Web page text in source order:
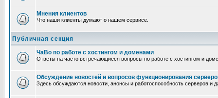
Мнения клиентов
Что наши клиенты думают о нашем сервисе.
Публичная секция
ЧаВо по работе с хостингом и доменами
Ответы на часто встречающиеся вопросы по работе с хостингом и
Обсуждение новостей и вопросов функционирования
Здесь обсуждаются новости, анонсы и работоспособность серверов и